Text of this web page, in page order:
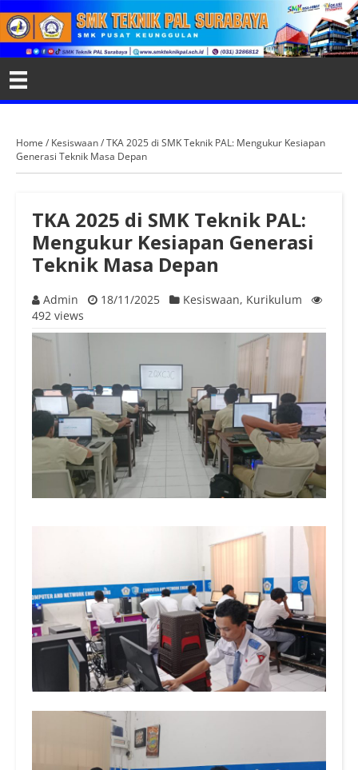
Home / Kesiswaan/TKA 2025 di SMK Teknik PAL: Mengukur Kesiapan
Generasi Teknik Masa Depan
TKA 2025 di SMK Teknik PAL:
Mengukur Kesiapan Generasi
Teknik Masa Depan
Admin 18/11/2025 Kesiswaan, Kurikulum
492 views